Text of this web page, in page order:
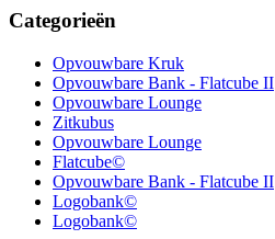
Categorieën
Opvouwbare Kruk
Opvouwbare Bank - Flatcube II
Opvouwbare Lounge
Zitkubus
Opvouwbare Lounge
Flatcube©
Opvouwbare Bank - Flatcube II
Logobank©
Logobank©